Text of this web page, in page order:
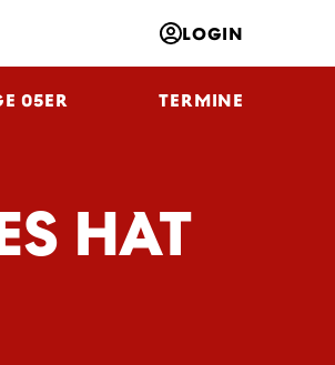
LOGIN
05ER TERMINE
HAT